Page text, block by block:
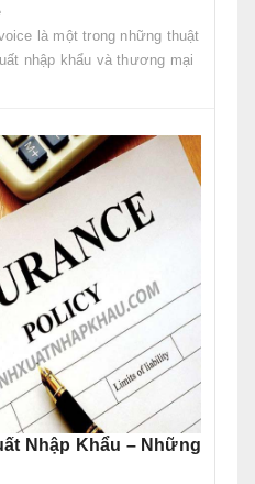
là một trong những thuật
nhập khẩu và thương mại
Nhập Khẩu – Những